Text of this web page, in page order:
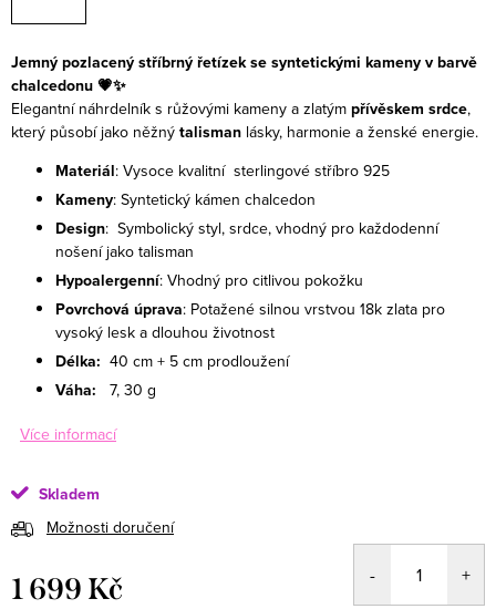
Jemný pozlacený stříbrný řetízek se syntetickými kameny v barvě
chalcedonu 💗✨
Elegantní náhrdelník s růžovými kameny a zlatým přívěskem srdce,
který působí jako něžný talisman lásky, harmonie a ženské energie.
Materiál: Vysoce kvalitní sterlingové stříbro 925
Kameny: Syntetický kámen chalcedon
Design: Symbolický styl, srdce, vhodný pro každodenní
nošení jako talisman
Hypoalergenní: Vhodný pro citlivou pokožku
Povrchová úprava: Potažené silnou vrstvou 18k zlata pro
vysoký lesk a dlouhou životnost
Délka: 40 cm + 5 cm prodloužení
Váha:
7, 30 g
Více informací
Skladem
Možnosti doručení
1 699 Kč